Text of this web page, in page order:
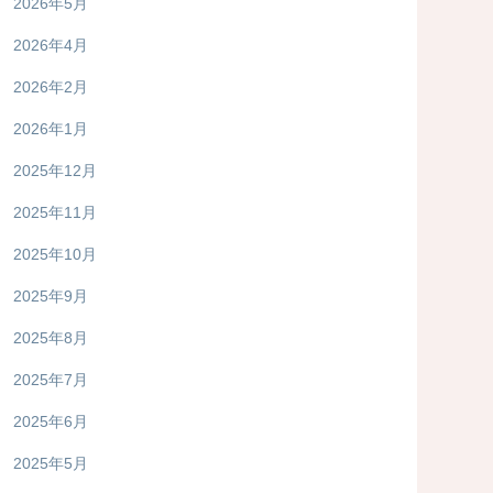
2026年4月
2026年2月
2026年1月
2025年12月
2025年11月
2025年10月
2025年9月
2025年8月
2025年7月
2025年6月
2025年5月